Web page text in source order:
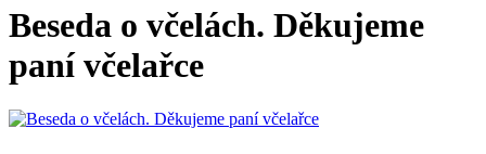
Beseda o včelách. Děkujeme
paní včelařce